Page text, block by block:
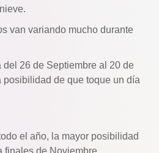
van variando mucho durante
del 26 de Septiembre al 20 de
posibilidad de que toque un día
el año, la mayor posibilidad
finales de Noviembre.